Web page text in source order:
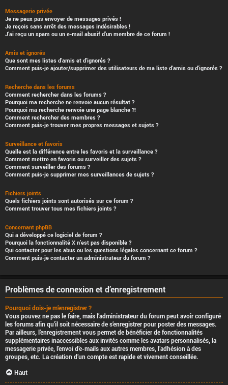
Messagerie privée
Je ne peux pas envoyer de messages privés !
Je reçois sans arrêt des messages indésirables !
J’ai reçu un spam ou un e-mail abusif d’un membre de ce forum !
Amis et ignorés
Que sont mes listes d’amis et d’ignorés ?
Comment puis-je ajouter/supprimer des utilisateurs de ma liste d’amis ou d’ignorés ?
Recherche dans les forums
Comment rechercher dans les forums ?
Pourquoi ma recherche ne renvoie aucun résultat ?
Pourquoi ma recherche renvoie une page blanche ?!
Comment rechercher des membres ?
Comment puis-je trouver mes propres messages et sujets ?
Surveillance et favoris
Quelle est la différence entre les favoris et la surveillance ?
Comment mettre en favoris ou surveiller des sujets ?
Comment surveiller des forums ?
Comment puis-je supprimer mes surveillances de sujets ?
Fichiers joints
Quels fichiers joints sont autorisés sur ce forum ?
Comment trouver tous mes fichiers joints ?
Concernant phpBB
Qui a développé ce logiciel de forum ?
Pourquoi la fonctionnalité X n’est pas disponible ?
Qui contacter pour les abus ou les questions légales concernant ce forum ?
Comment puis-je contacter un administrateur du forum ?
Problèmes de connexion et d’enregistrement
Pourquoi dois-je m’enregistrer ?
Vous pouvez ne pas le faire, mais l’administrateur du forum peut avoir configuré
les forums afin qu’il soit nécessaire de s’enregistrer pour poster des messages.
Par ailleurs, l’enregistrement vous permet de bénéficier de fonctionnalités
supplémentaires inaccessibles aux invités comme les avatars personnalisés, la
messagerie privée, l’envoi d’e-mails aux autres membres, l’adhésion à des
groupes, etc. La création d’un compte est rapide et vivement conseillée.
Haut